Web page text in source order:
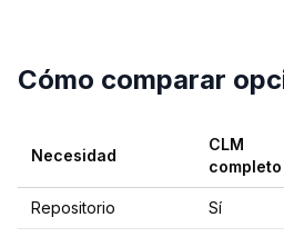
Cómo comparar
Necesidad
CLM
completo
Repositorio Sí